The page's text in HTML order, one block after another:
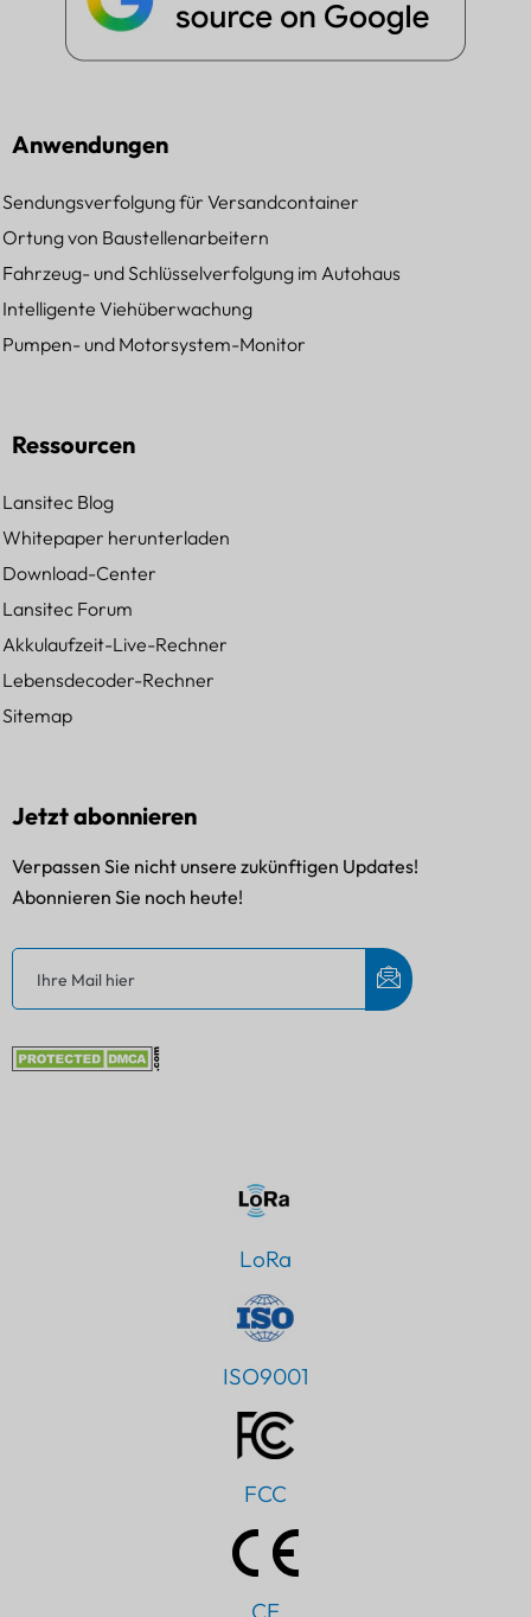
Anwendungen
Sendungsverfolgung für Versandcontainer
Ortung von Baustellenarbeitern
Fahrzeug- und Schlüsselverfolgung im Autohaus
Intelligente Viehüberwachung
Pumpen- und Motorsystem-Monitor
Ressourcen
Lansitec Blog
Whitepaper herunterladen
Download-Center
Lansitec Forum
Akkulaufzeit-Live-Rechner
Lebensdecoder-Rechner
Sitemap
Jetzt abonnieren
Verpassen Sie nicht unsere zukünftigen Updates!
Abonnieren Sie noch heute!
LoRa
ISO9001
FCC
CE